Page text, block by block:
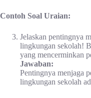
Contoh Soal Uraian:
Jelaskan pentingnya
lingkungan sekolah!
yang mencerminkan
Jawaban:
Pentingnya menjaga
lingkungan sekolah